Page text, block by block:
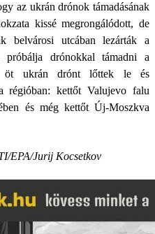
az ukrán drónok támadásának
kissé megrongálódott, de
belvárosi utcában lezárták a
próbálja drónokkal támadni a
öt ukrán drónt lőttek le és
régióban: kettőt Valujevo falu
és még kettőt Új-Moszkva
EPA/Jurij Kocsetkov